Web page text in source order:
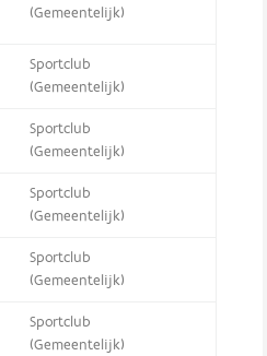
(Gemeentelijk)
Sportclub
(Gemeentelijk)
Sportclub
(Gemeentelijk)
Sportclub
(Gemeentelijk)
Sportclub
(Gemeentelijk)
Sportclub
(Gemeentelijk)